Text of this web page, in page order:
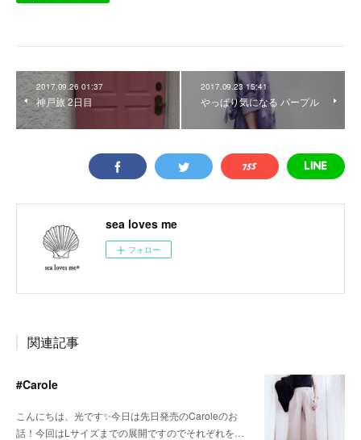
2017.09.26 01:37
神戸旅 2日目
2017.09.23 15:41
やっぱり気になる パープル
sea loves me
フォロー
関連記事
#Carole
こんにちは、光です✨今日は先日発売のCaroleのお
話！今回はLサイズまでの展開ですのでそれぞれを…